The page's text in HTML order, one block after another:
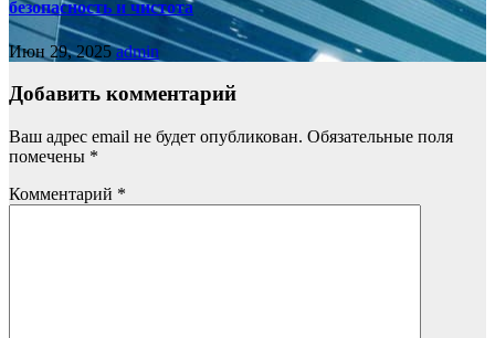
безопасность и чистота
Июн 29, 2025admin
Добавить комментарий
Ваш адрес email не будет опубликован. Обязательные поля
помечены *
Комментарий *